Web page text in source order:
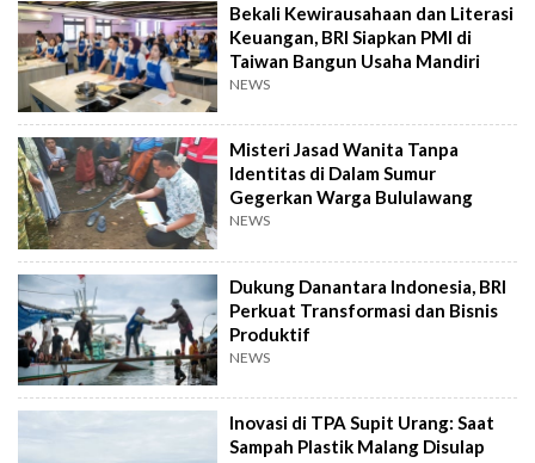
Bekali Kewirausahaan dan Literasi
Keuangan, BRI Siapkan PMI di
Taiwan Bangun Usaha Mandiri
NEWS
Misteri Jasad Wanita Tanpa
Identitas di Dalam Sumur
Gegerkan Warga Bululawang
NEWS
Dukung Danantara Indonesia, BRI
Perkuat Transformasi dan Bisnis
Produktif
NEWS
Inovasi di TPA Supit Urang: Saat
Sampah Plastik Malang Disulap